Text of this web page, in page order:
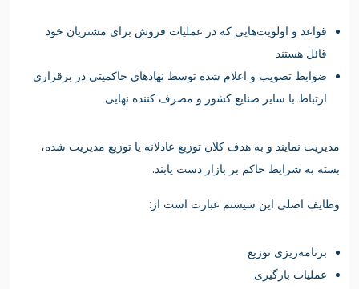
قواعد و اولویت‌هایی که در عملیات فروش برای مشتریان خود
قائل هستند
ضوابط تصویب و اعلام شده توسط نهادهای حاکمیتی در برقراری
ارتباط با سایر صنایع کشور و مصرف کننده نهایی
مدیریت نمایند و به هدف کلان توزیع عادلانه یا توزیع مدیریت شده،
بسته به شرایط حاکم بر بازار دست یابند.
وظایف اصلی این سیستم عبارت است از:
برنامه‌ریزی توزیع
عملیات بارگیری